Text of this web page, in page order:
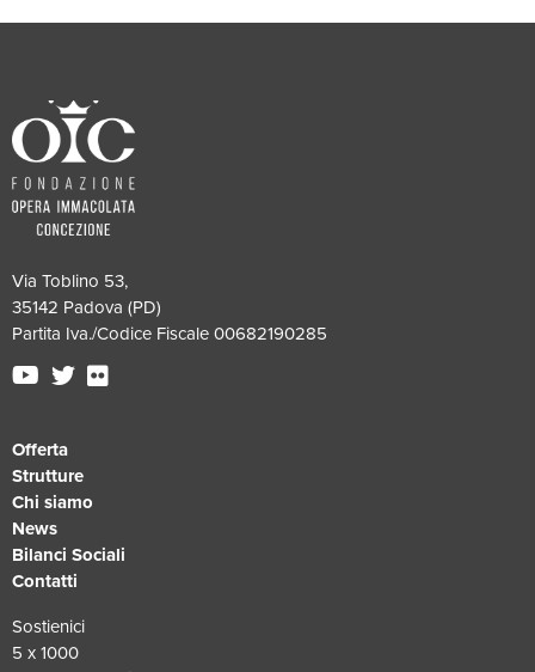
Via Toblino 53,
35142 Padova (PD)
Partita Iva./Codice Fiscale 00682190285
Offerta
Strutture
Chi siamo
News
Bilanci Sociali
Contatti
Sostienici
5 x 1000